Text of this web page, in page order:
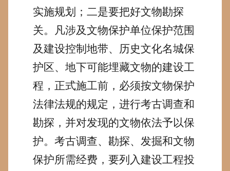
实施规划；二是要把好文物勘探
关。凡涉及文物保护单位保护范围
及建设控制地带、历史文化名城保
护区、地下可能埋藏文物的建设工
程，正式施工前，必须按文物保护
法律法规的规定，进行考古调查和
勘探，并对发现的文物依法予以保
护。考古调查、勘探、发掘和文物
保护所需经费，要列入建设工程投